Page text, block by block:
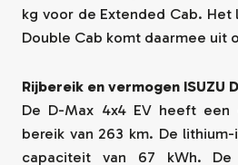
kg voor de Extended Cab. Het
Double Cab komt daarmee uit
Rijbereik en vermogen ISUZU
De D-Max 4x4 EV heeft een
bereik van 263 km. De
capaciteit van 67 kWh. De